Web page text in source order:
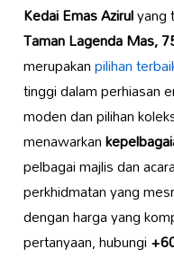
Kedai Emas Azirulyang
Taman Lagenda Mas,
merupakanpilihan
tinggi dalam perhiasan
moden dan pilihan
menawarkan
pelbagai majlis dan
perkhidmatan yang
dengan harga yang
pertanyaan, hubungi